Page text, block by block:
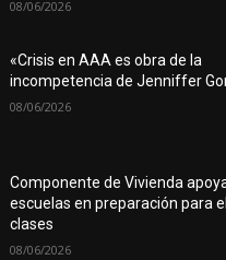
08/06/2026
«Crisis en AAA es obra de la
incompetencia de Jenniffer
08/06/2026
Componente de Vivienda
escuelas en preparación para
clases
08/06/2026